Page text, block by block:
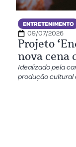
ENTRETENIMENTO
09/07/2026
Projeto
nova cena
Idealizado pela
produção cultural